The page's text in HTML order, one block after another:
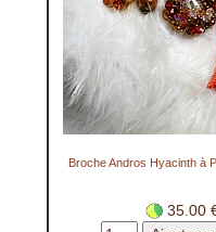
Broche Andros Hyacinth à
35.00